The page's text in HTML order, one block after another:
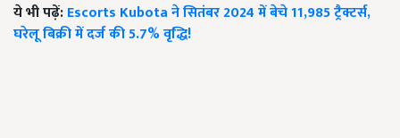
ये भी पढ़ें:Escorts Kubota ने सितंबर 2024 में बेचे 11,985 ट्रैक्टर्स,
घरेलू बिक्री में दर्ज की 5.7% वृद्धि!